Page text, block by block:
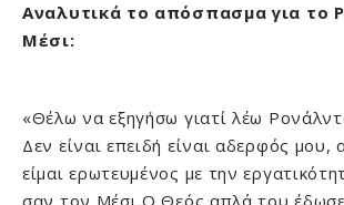
Αναλυτικά το απόσπασμα για το
Μέσι:
«Θέλω να εξηγήσω γιατί λέω
Δεν είναι επειδή είναι αδερφός μου,
είμαι ερωτευμένος με την
σαν τον Μέσι Ο Θεός απλά του